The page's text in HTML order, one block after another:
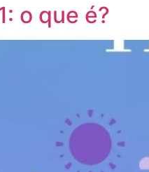
o que é?